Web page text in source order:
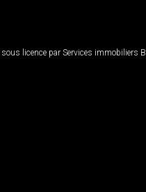
licence par Services immobiliers